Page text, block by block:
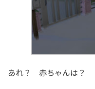
あれ？ 赤ちゃんは？